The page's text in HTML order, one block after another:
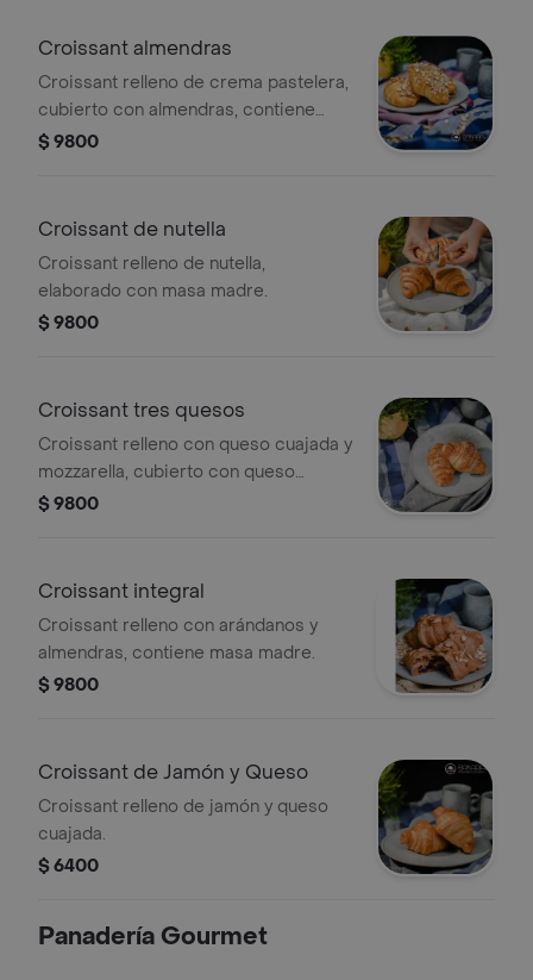
Croissant almendras
Croissant relleno de crema pastelera,
cubierto con almendras, contiene
masa madre.
$ 9800
Croissant de nutella
Croissant relleno de nutella,
elaborado con masa madre.
$ 9800
Croissant tres quesos
Croissant relleno con queso cuajada y
mozzarella, cubierto con queso
parmesano, contiene masa madre.
$ 9800
Croissant integral
Croissant relleno con arándanos y
almendras, contiene masa madre.
$ 9800
Croissant de Jamón y Queso
Croissant relleno de jamón y queso
cuajada.
$ 6400
Panadería Gourmet